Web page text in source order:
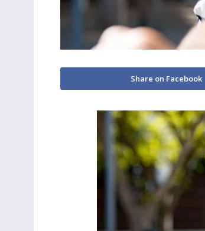
Share on Facebook